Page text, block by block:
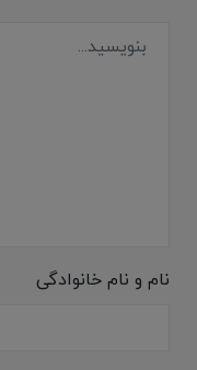
نام و نام خانوادگی